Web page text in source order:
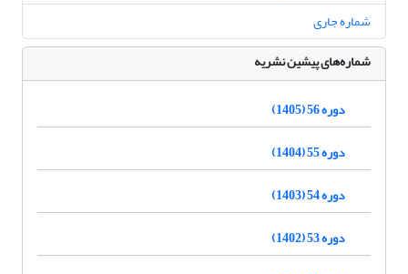
شماره جاری
شماره‌های پیشین نشریه
دوره 56 (1405)
دوره 55 (1404)
دوره 54 (1403)
دوره 53 (1402)